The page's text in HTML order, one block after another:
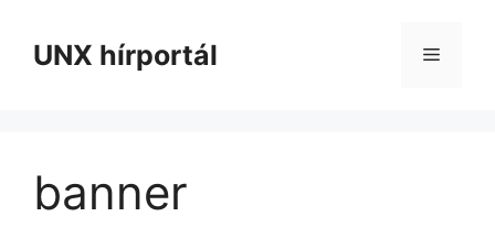
tartalomba
UNX hírportál Menü
banner